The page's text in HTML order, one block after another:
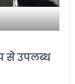
से उपलब्ध